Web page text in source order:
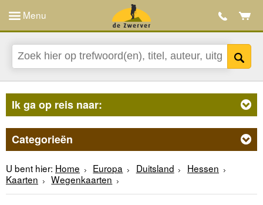
Menu
Ik ga op reis naar:
Categorieën
U bent hier: Home Europa Duitsland
Hessen
Kaarten
Wegenkaarten